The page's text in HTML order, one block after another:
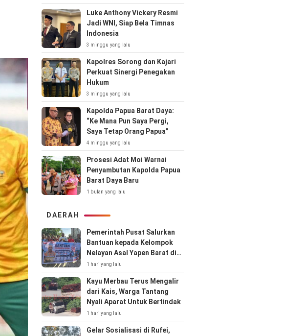
Luke Anthony Vickery Resmi
Jadi WNI, Siap Bela Timnas
Indonesia
3 minggu yang lalu
Kapolres Sorong dan Kajari
Perkuat Sinergi Penegakan
Hukum
3 minggu yang lalu
Kapolda Papua Barat Daya:
“Ke Mana Pun Saya Pergi,
Saya Tetap Orang Papua”
4 minggu yang lalu
Prosesi Adat Moi Warnai
Penyambutan Kapolda Papua
Barat Daya Baru
1 bulan yang lalu
DAERAH
Pemerintah Pusat Salurkan
Bantuan kepada Kelompok
Nelayan Asal Yapen Barat di
Kota Sorong
1 hari yang lalu
Kayu Merbau Terus Mengalir
dari Kais, Warga Tantang
Nyali Aparat Untuk Bertindak
1 hari yang lalu
Gelar Sosialisasi di Rufei,